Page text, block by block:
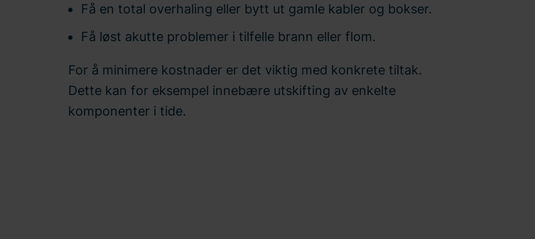
Få en total overhaling eller bytt ut gamle kabler og bokser.
Få løst akutte problemer i tilfelle brann eller flom.
For å minimere kostnader er det viktig med konkrete tiltak.
Dette kan for eksempel innebære utskifting av enkelte
komponenter i tide.